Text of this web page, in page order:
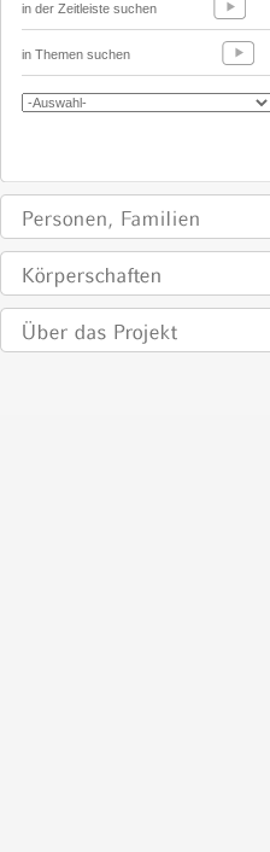
in der Zeitleiste suchen
in Themen suchen